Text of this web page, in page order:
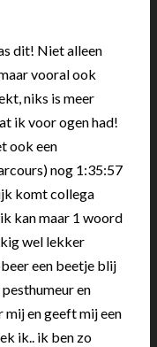
dit! Niet alleen
vooral ook
niks is meer
ik voor ogen had!
ook een
nog 1:35:57
komt collega
kan maar 1 woord
wel lekker
een beetje blij
en
en geeft mij een
ik.. ik ben zo